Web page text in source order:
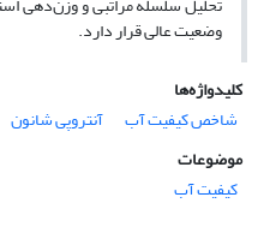
وضعیت عالی قرار دارد.
کلیدواژه‌ها
شاخص کیفیت آب
آنتروپی شانون
موضوعات
کیفیت آب